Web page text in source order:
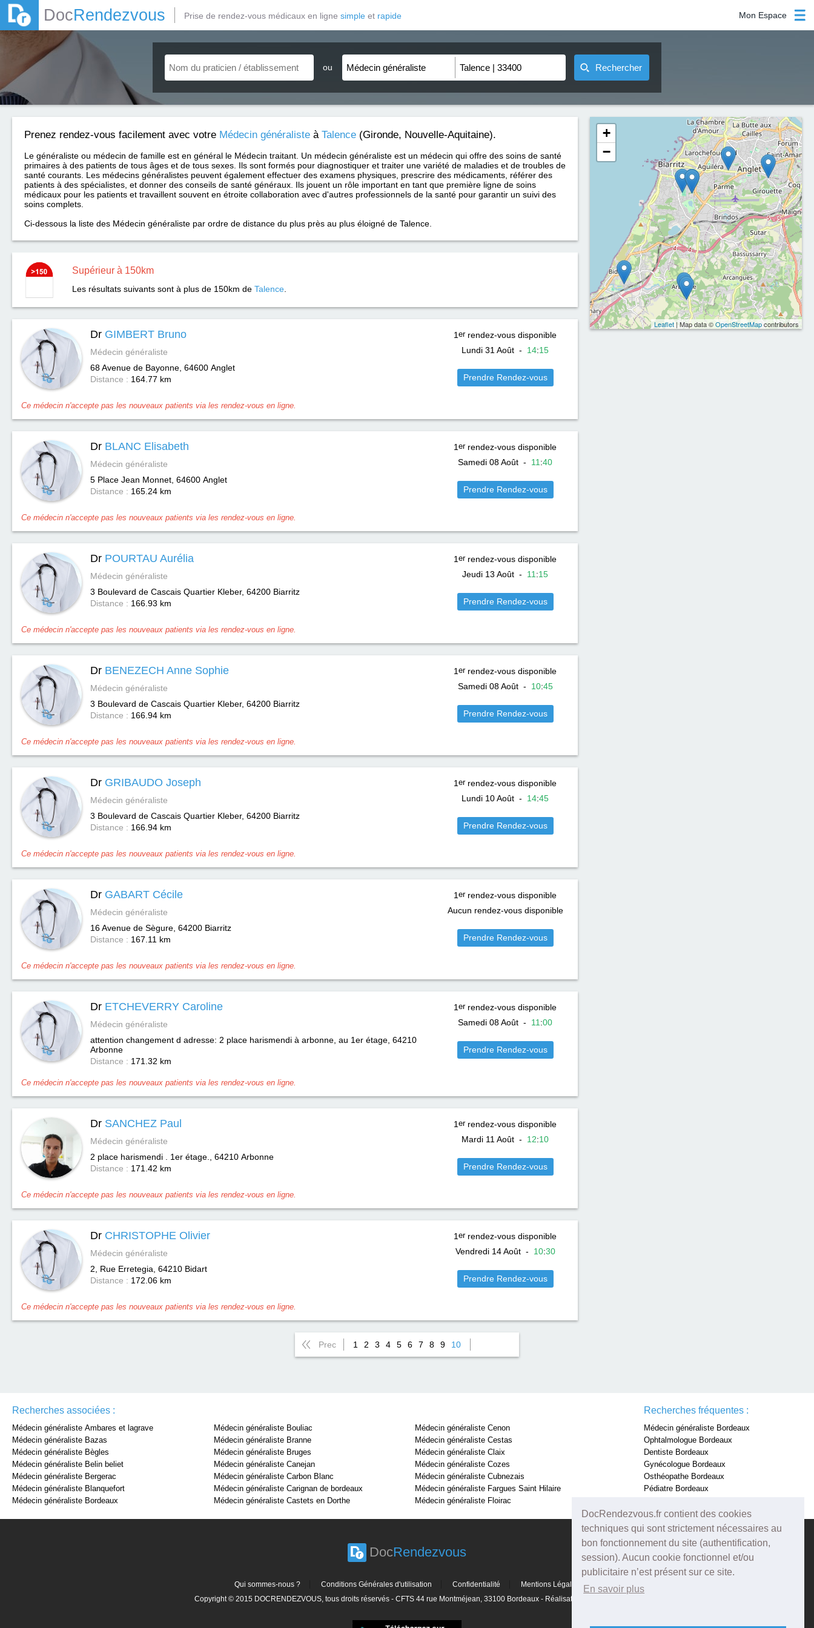
DocRendezvous.fr contient des cookies
techniques qui sont strictement nécessaires au
bon fonctionnement du site (authentification,
session). Aucun cookie fonctionnel et/ou
publicitaire n’est présent sur ce site.
En savoir plus
DocRendezvous Prise de rendez-vous médicaux en ligne simple et rapide Mon Espace
ou Rechercher
+
−
Leaflet | Map data ©OpenStreetMapcontributors
Prenez rendez-vous facilement avec votre Médecin généraliste à Talence (Gironde, Nouvelle-Aquitaine).
Le généraliste ou médecin de famille est en général le Médecin traitant. Un médecin généraliste est un médecin qui offre des soins de santé
primaires à des patients de tous âges et de tous sexes. Ils sont formés pour diagnostiquer et traiter une variété de maladies et de troubles de
santé courants. Les médecins généralistes peuvent également effectuer des examens physiques, prescrire des médicaments, référer des
patients à des spécialistes, et donner des conseils de santé généraux. Ils jouent un rôle important en tant que première ligne de soins
médicaux pour les patients et travaillent souvent en étroite collaboration avec d'autres professionnels de la santé pour garantir un suivi des
soins complets.
Ci-dessous la liste des Médecin généraliste par ordre de distance du plus près au plus éloigné de Talence.
Supérieur à 150km
Les résultats suivants sont à plus de 150km de Talence
Dr GIMBERT Bruno
Médecin généraliste
68 Avenue de Bayonne, 64600 Anglet
Distance : 164.77 km
1 errendez-vous disponible
Lundi 31 Août - 14:15
Prendre Rendez-vous
Ce médecin n'accepte pas les nouveaux patients via les rendez-vous en ligne.
Dr BLANC Elisabeth
Médecin généraliste
5 Place Jean Monnet, 64600 Anglet
Distance : 165.24 km
1 errendez-vous disponible
Samedi 08 Août - 11 :40
Prendre Rendez-vous
Ce médecin n'accepte pas les nouveaux patients via les rendez-vous en ligne.
Dr POURTAU Aurélia
Médecin généraliste
3 Boulevard de Cascais Quartier Kleber, 64200 Biarritz
Distance : 166.93 km
1 errendez-vous disponible
Jeudi 13 Août - 11 :15
Prendre Rendez-vous
Ce médecin n'accepte pas les nouveaux patients via les rendez-vous en ligne.
Dr BENEZECH Anne Sophie
Médecin généraliste
3 Boulevard de Cascais Quartier Kleber, 64200 Biarritz
Distance : 166.94 km
1 errendez-vous disponible
Samedi 08 Août- 10:45
Prendre Rendez-vous
Ce médecin n'accepte pas les nouveaux patients via les rendez-vous en ligne.
Dr GRIBAUDO Joseph
Médecin généraliste
3 Boulevard de Cascais Quartier Kleber, 64200 Biarritz
Distance : 166.94 km
1 errendez-vous disponible
Lundi 10 Août - 14:45
Prendre Rendez-vous
Ce médecin n'accepte pas les nouveaux patients via les rendez-vous en ligne.
Dr GABART Cécile
Médecin généraliste
16 Avenue de Sègure, 64200 Biarritz
Distance : 167.11 km
1 errendez-vous disponible
Aucun rendez-vous disponible
Prendre Rendez-vous
Ce médecin n'accepte pas les nouveaux patients via les rendez-vous en ligne.
Dr ETCHEVERRY Caroline
Médecin généraliste
attention changement d adresse: 2 place harismendi à arbonne, au 1er étage, 64210
Arbonne
Distance : 171.32 km
1 errendez-vous disponible
Samedi 08 Août - 11 :00
Prendre Rendez-vous
Ce médecin n'accepte pas les nouveaux patients via les rendez-vous en ligne.
Dr SANCHEZ Paul
Médecin généraliste
2 place harismendi . 1er étage., 64210 Arbonne
Distance : 171.42 km
1 errendez-vous disponible
Mardi 11 Août - 12:10
Prendre Rendez-vous
Ce médecin n'accepte pas les nouveaux patients via les rendez-vous en ligne.
Dr CHRISTOPHE Olivier
Médecin généraliste
2, Rue Erretegia, 64210 Bidart
Distance : 172.06 km
1 errendez-vous disponible
Vendredi 14 Août- 10:30
Prendre Rendez-vous
Ce médecin n'accepte pas les nouveaux patients via les rendez-vous en ligne.
Prec 1 2 3 4 5 6 7 8 9 10
Recherches associées :
Médecin généraliste Ambares et lagrave
Médecin généraliste Bazas
Médecin généraliste Bègles
Médecin généraliste Belin beliet
Médecin généraliste Bergerac
Médecin généraliste Blanquefort
Médecin généraliste Bordeaux
Médecin généraliste Bouliac
Médecin généraliste Branne
Médecin généraliste Bruges
Médecin généraliste Canejan
Médecin généraliste Carbon Blanc
Médecin généraliste Carignan de bordeaux
Médecin généraliste Castets en Dorthe
Médecin généraliste Cenon
Médecin généraliste Cestas
Médecin généraliste Claix
Médecin généraliste Cozes
Médecin généraliste Cubnezais
Médecin généraliste Fargues Saint Hilaire
Médecin généraliste Floirac
Recherches fréquentes :
Médecin généraliste Bordeaux
Ophtalmologue Bordeaux
Dentiste Bordeaux
Gynécologue Bordeaux
Osthéopathe Bordeaux
Pédiatre Bordeaux
DocRendezvous
Qui sommes-nous ? Conditions Générales d'utilisation Confidentialité
Mentions Légales
Copyright © 2015 DOCRENDEZVOUS, tous droits réservés - CFTS 44 rue Montméjean, 33100 Bordeaux - Réalisation :